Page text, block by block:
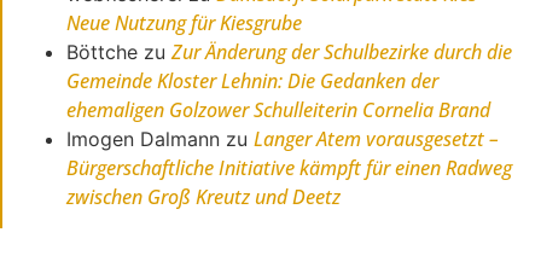
Neue Nutzung für Kiesgrube
Böttche zuZur Änderung der Schulbezirke durch die
Gemeinde Kloster Lehnin: Die Gedanken der
ehemaligen Golzower Schulleiterin Cornelia Brand
Imogen Dalmann zuLanger Atem vorausgesetzt –
Bürgerschaftliche Initiative kämpft für einen Radweg
zwischen Groß Kreutz und Deetz